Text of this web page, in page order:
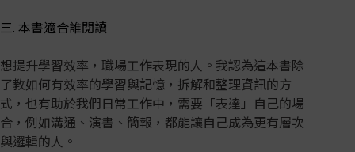
三. 本書適合誰閱讀
想提升學習效率，職場工作表現的人。我認為這本書除
了教如何有效率的學習與記憶，拆解和整理資訊的方
式，也有助於我們日常工作中，需要「表達」自己的場
合，例如溝通、演書、簡報，都能讓自己成為更有層次
與邏輯的人。